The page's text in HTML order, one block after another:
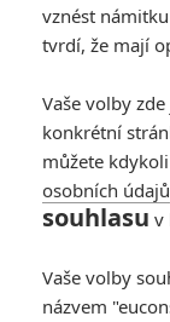
vznést
tvrdí, že mají
Vaše volby
konkrétní
můžete
osobních údajů
souhlasu v
Vaše volby
názvem